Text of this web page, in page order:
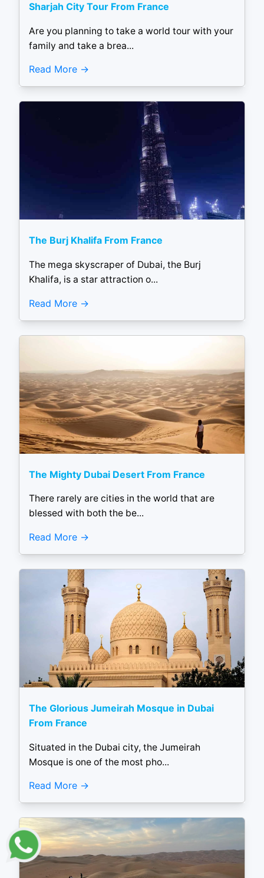
Sharjah City Tour From France
Are you planning to take a world tour with your
family and take a brea...
Read More
The Burj Khalifa From France
The mega skyscraper of Dubai, the Burj
Khalifa, is a star attraction o...
Read More
The Mighty Dubai Desert From France
There rarely are cities in the world that are
blessed with both the be...
Read More
The Glorious Jumeirah Mosque in Dubai
From France
Situated in the Dubai city, the Jumeirah
Mosque is one of the most pho...
Read More